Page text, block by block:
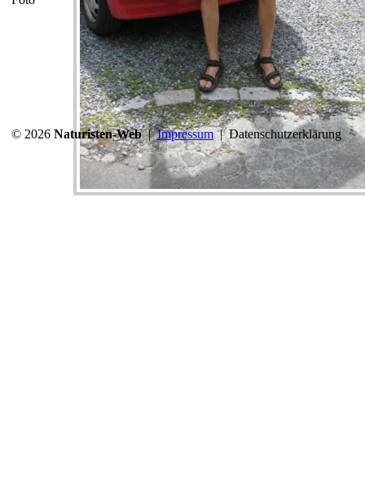
© 2026 Naturisten-Web|Impressum|Datenschutzerklärung